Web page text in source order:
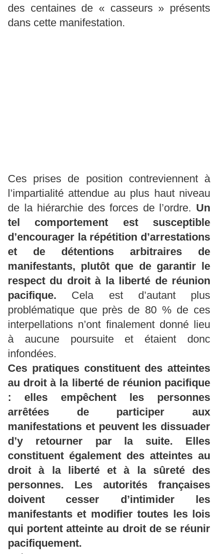
des centaines de « casseurs » présents
dans cette manifestation.
Ces prises de position contreviennent à
l’impartialité attendue au plus haut niveau
de la hiérarchie des forces de l’ordre. Un
tel comportement est susceptible
d’encourager la répétition d’arrestations
et de détentions arbitraires de
manifestants, plutôt que de garantir le
respect du droit à la liberté de réunion
pacifique. Cela est d’autant plus
problématique que près de 80 % de ces
interpellations n’ont finalement donné lieu
à aucune poursuite et étaient donc
infondées.
Ces pratiques constituent des atteintes
au droit à la liberté de réunion pacifique
: elles empêchent les personnes
arrêtées de participer aux
manifestations et peuvent les dissuader
d’y retourner par la suite. Elles
constituent également des atteintes au
droit à la liberté et à la sûreté des
personnes. Les autorités françaises
doivent cesser d’intimider les
manifestants et modifier toutes les lois
qui portent atteinte au droit de se réunir
pacifiquement.